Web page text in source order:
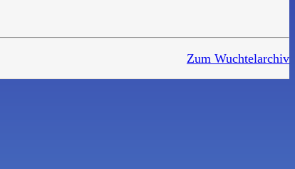
Zum Wuchtelarchiv